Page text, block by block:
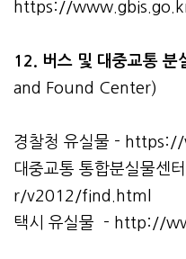
https://
12. 버스 및 대중교통 분
and Found Center)
경찰청 유실물 - https://
대중교통 통합분실물센
r/v2012/find.html
택시 유실물 - http://